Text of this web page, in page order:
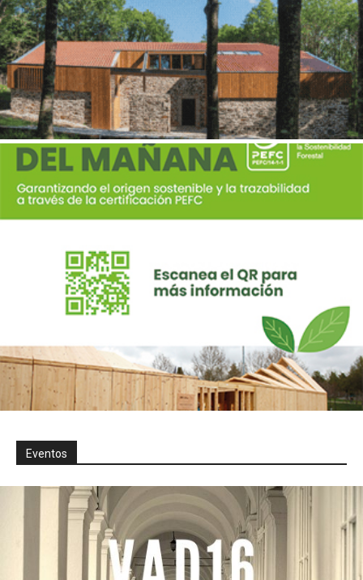
Eventos